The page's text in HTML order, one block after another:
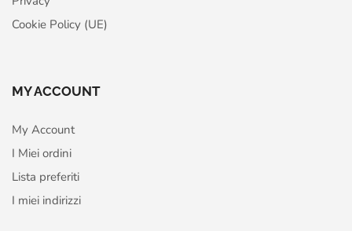
Cookie Policy (UE)
MY ACCOUNT
My Account
I Miei ordini
Lista preferiti
I miei indirizzi